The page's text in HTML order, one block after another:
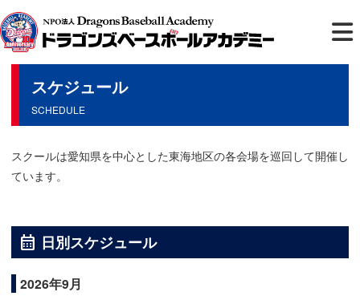
スケジュール
SCHEDULE
スクールは愛知県を中心とした東海地区の各会場を巡回して開催し
ています。
calendar_month 日別スケジュール
2026年9月